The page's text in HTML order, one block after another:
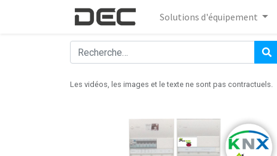
Solutions d'équipement
Les vidéos, les images et le texte ne sont pas contractuels.